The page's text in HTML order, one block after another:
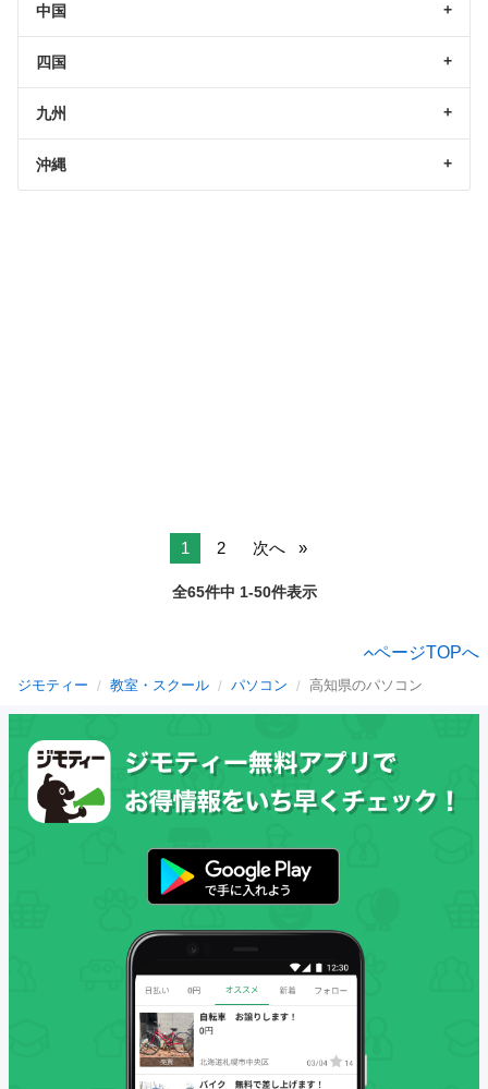
中国
四国
九州
沖縄
1 2 次へ
全65件中 1-50件表示
ページTOPへ
ジモティー 教室・スクール パソコン 高知県のパソコン